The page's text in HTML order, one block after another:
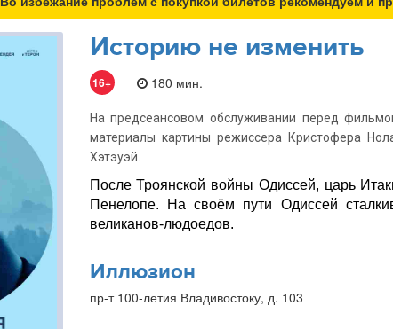
Историю не изменить
16+ 180 мин.
На предсеансовом обслуживании перед
материалы картины режиссера Кристофера
Хэтэуэй.
После Троянской войны Одиссей, царь
Пенелопе. На своём пути Одиссей
великанов-людоедов.
Иллюзион
пр-т 100-летия Владивостоку, д. 103